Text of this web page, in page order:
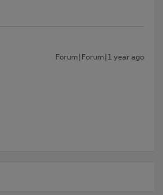
Forum|Forum|1 year ago